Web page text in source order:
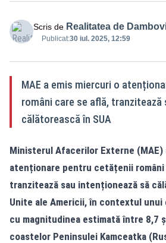
Scris de Realitatea de
Publicat:30 iul. 2025, 12:59
MAE a emis miercuri o
români care se află,
călătorească în SUA
Ministerul Afacerilor Externe (MAE)
atenționare pentru cetățenii români
tranzitează sau intenționează să
Unite ale Americii, în contextul unui
cu magnitudinea estimată între 8,7
coastelor Peninsulei Kamceatka